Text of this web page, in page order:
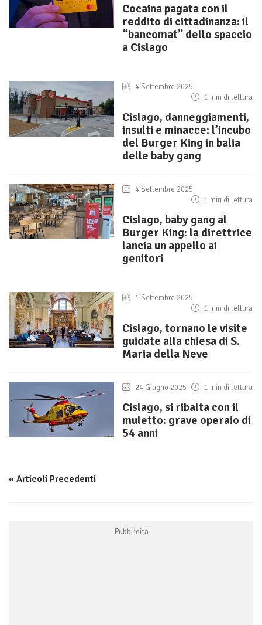
Cocaina pagata con il
reddito di cittadinanza: il
“bancomat” dello spaccio
a Cislago
4 Settembre 2025
1 min di lettura
Cislago, danneggiamenti,
insulti e minacce: l’incubo
del Burger King in balia
delle baby gang
4 Settembre 2025
1 min di lettura
Cislago, baby gang al
Burger King: la direttrice
lancia un appello ai
genitori
1 Settembre 2025
1 min di lettura
Cislago, tornano le visite
guidate alla chiesa di S.
Maria della Neve
24 Giugno 2025 1 min di lettura
Cislago, si ribalta con il
muletto: grave operaio di
54 anni
« Articoli Precedenti